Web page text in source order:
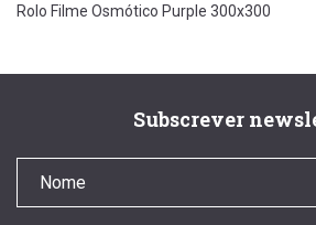
Rolo Filme Osmótico Purple 300x300
Subscrever